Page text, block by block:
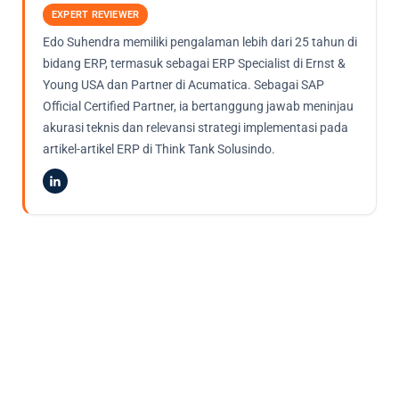
EXPERT REVIEWER
Edo Suhendra memiliki pengalaman lebih dari 25 tahun di
bidang ERP, termasuk sebagai ERP Specialist di Ernst &
Young USA dan Partner di Acumatica. Sebagai SAP
Official Certified Partner, ia bertanggung jawab meninjau
akurasi teknis dan relevansi strategi implementasi pada
artikel-artikel ERP di Think Tank Solusindo.